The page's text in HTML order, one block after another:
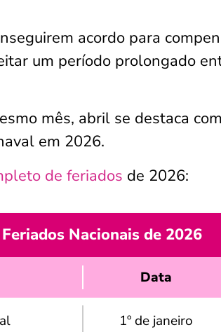
acordo para
um período prolongado
mês, abril se destaca
em 2026.
de feriados de 2026:
Nacionais de 2026
Data
1º de janeiro